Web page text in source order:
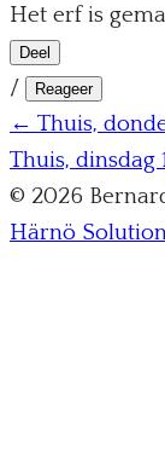
Het erf is
Deel
/ Reageer
← Thuis,
Thuis, dinsdag
© 2026
Härnö